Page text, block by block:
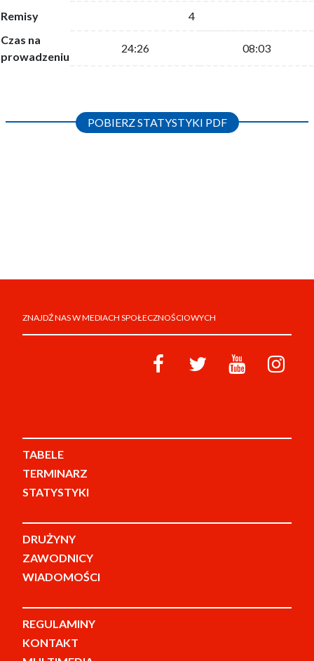
Remisy
4
Czas na
prowadzeniu
24:26 08:03
POBIERZ STATYSTYKI PDF
ZNAJDŹ NAS W MEDIACH SPOŁECZNOŚCIOWYCH
TABELE
TERMINARZ
STATYSTYKI
DRUŻYNY
ZAWODNICY
WIADOMOŚCI
REGULAMINY
KONTAKT